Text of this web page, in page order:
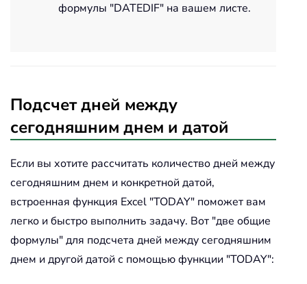
формулы "DATEDIF" на вашем листе.
Подсчет дней между
сегодняшним днем и датой
Если вы хотите рассчитать количество дней между
сегодняшним днем и конкретной датой,
встроенная функция Excel "TODAY" поможет вам
легко и быстро выполнить задачу. Вот "две общие
формулы" для подсчета дней между сегодняшним
днем и другой датой с помощью функции "TODAY":